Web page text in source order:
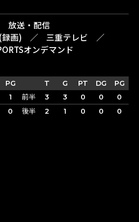
放送・配信
録画)
／ 三重テレビ
／
オンデマンド
PG T G PT DG
PG
1 前半 3 3 0 0
0
0 後半 2 1 0 0 0